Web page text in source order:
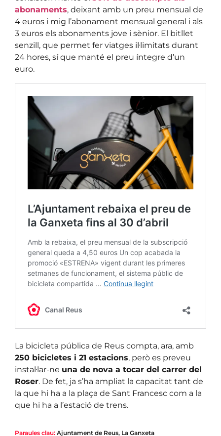
abonaments, deixant amb un preu mensual de
4 euros i mig l’abonament mensual general i als
3 euros els abonaments jove i sènior. El bitllet
senzill, que permet fer viatges il·limitats durant
24 hores, sí que manté el preu íntegre d’un
euro.
La bicicleta pública de Reus compta, ara, amb
250 bicicletes i 21 estacions, però es preveu
instal·lar-ne una de nova a tocar del carrer del
Roser. De fet, ja s’ha ampliat la capacitat tant de
la que hi ha a la plaça de Sant Francesc com a la
que hi ha a l’estació de trens.
Paraules clau: Ajuntament de Reus, La Ganxeta